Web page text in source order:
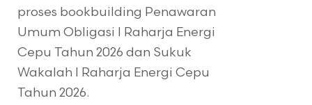
proses bookbuilding Penawaran
Umum Obligasi I Raharja Energi
Cepu Tahun 2026 dan Sukuk
Wakalah I Raharja Energi Cepu
Tahun 2026.